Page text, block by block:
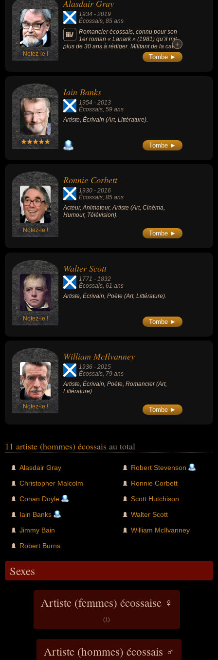
Notez-le !
Alasdair Gray
1934 - 2019
Écossais, 85 ans
Romancier écossais, connu pour son
1er roman « Lanark » (1981) qu’il mit
plus de 30 ans à rédiger. Militant de la cause
nationaliste écossaise, il était le chef de file
+
+
Tombe ►
Iain Banks
1954 - 2013
Écossais, 59 ans
Artiste, Écrivain (Art, Littérature).
Tombe ►
Notez-le !
Ronnie Corbett
1930 - 2016
Écossais, 85 ans
Acteur, Animateur, Artiste (Art, Cinéma,
Humour, Télévision).
Tombe ►
Notez-le !
Walter Scott
1771 - 1832
Écossais, 61 ans
Artiste, Écrivain, Poète (Art, Littérature).
Tombe ►
Notez-le !
William McIlvanney
1936 - 2015
Écossais, 79 ans
Artiste, Écrivain, Poète, Romancier (Art,
Littérature).
Tombe ►
11 artiste (hommes) écossais au total
Alasdair Gray
Christopher Malcolm
Conan Doyle
Iain Banks
Jimmy Bain
Robert Burns
Robert Stevenson
Ronnie Corbett
Scott Hutchison
Walter Scott
William McIlvanney
Sexes
Artiste (femmes) écossaise ♀
(1)
Artiste (hommes) écossais ♂